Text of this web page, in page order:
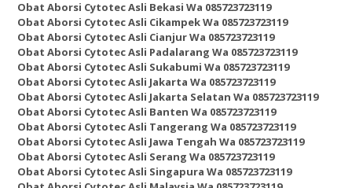
Obat Aborsi Cytotec Asli Bekasi Wa 085723723119
Obat Aborsi Cytotec Asli Cikampek Wa 085723723119
Obat Aborsi Cytotec Asli Cianjur Wa 085723723119
Obat Aborsi Cytotec Asli Padalarang Wa 085723723119
Obat Aborsi Cytotec Asli Sukabumi Wa 085723723119
Obat Aborsi Cytotec Asli Jakarta Wa 085723723119
Obat Aborsi Cytotec Asli Jakarta Selatan Wa 085723723119
Obat Aborsi Cytotec Asli Banten Wa 085723723119
Obat Aborsi Cytotec Asli Tangerang Wa 085723723119
Obat Aborsi Cytotec Asli Jawa Tengah Wa 085723723119
Obat Aborsi Cytotec Asli Serang Wa 085723723119
Obat Aborsi Cytotec Asli Singapura Wa 085723723119